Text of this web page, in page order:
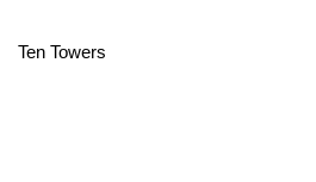
Ten Towers